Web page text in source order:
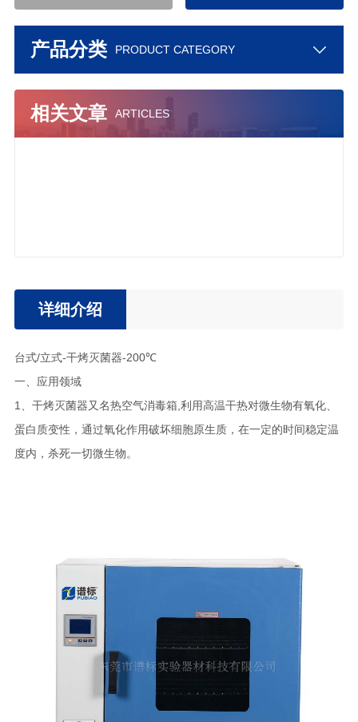
产品分类 PRODUCT CATEGORY
相关文章 ARTICLES
详细介绍
台式/立式-干烤灭菌器-200℃
一、应用领域
1、干烤灭菌器又名热空气消毒箱,利用高温干热对微生物有氧化、
蛋白质变性，通过氧化作用破坏细胞原生质，在一定的时间稳定温
度内，杀死一切微生物。